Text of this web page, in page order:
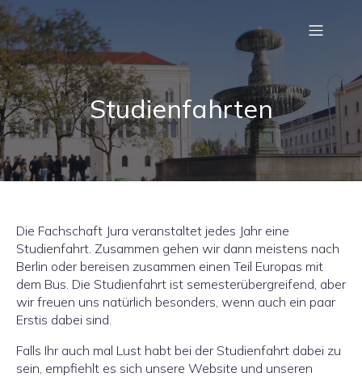
Studienfahrten
Die Fachschaft Jura veranstaltet jedes Jahr eine
Studienfahrt. Zusammen gehen wir dann meistens nach
Berlin oder bereisen zusammen einen Teil Europas mit
dem Bus. Die Studienfahrt ist semesterübergreifend, aber
wir freuen uns natürlich besonders, wenn auch ein paar
Erstis dabei sind.
Falls Ihr auch mal Lust habt bei der Studienfahrt dabei zu
sein, empfiehlt es sich unsere Website und unseren